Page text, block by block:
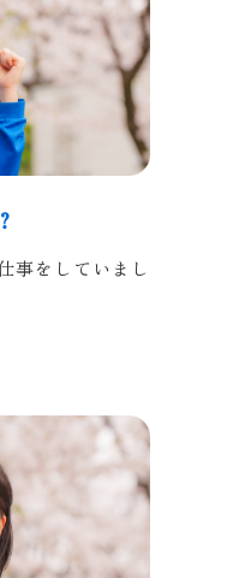
事をしていまし